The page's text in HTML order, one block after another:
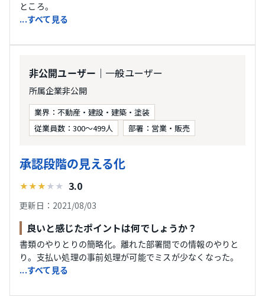
ところ。
...すべて見る
非公開ユーザー ｜一般ユーザー
所属企業非公開
業界：不動産・建設・建築・塗装
従業員数：300〜499人
部署：営業・販売
承認段階の見える化
★★★ ★ ★ 3.0
更新日：2021/08/03
良いと感じたポイントは何でしょうか？
書類のやりとりの簡略化。離れた部署間での情報のやりと
り。支払い処理の事前処理が可能でミスが少なくなった。
...すべて見る